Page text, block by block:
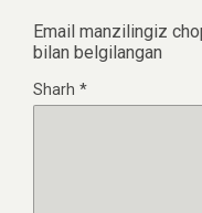
Email manzilingiz
bilan belgilangan
Sharh *